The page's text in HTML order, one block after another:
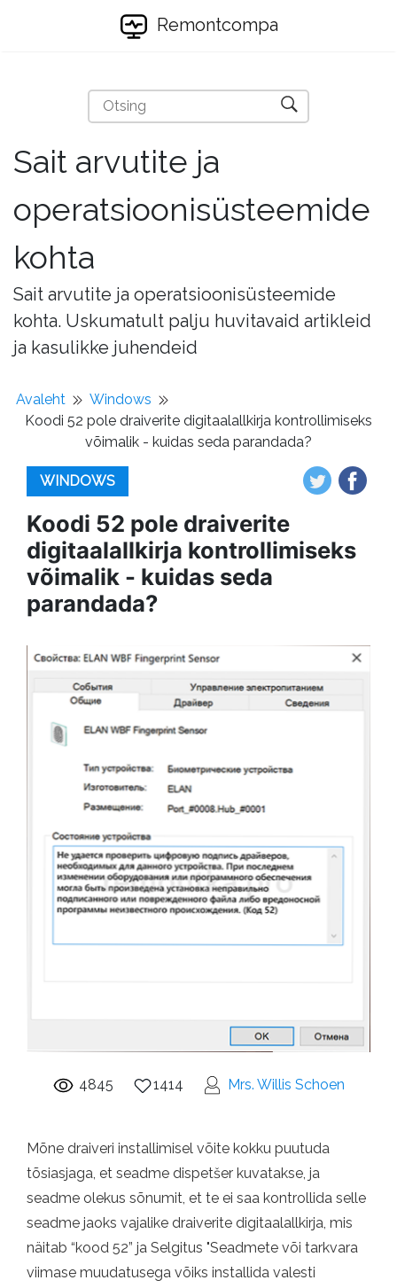
Remontcompa
Sait arvutite ja
operatsioonisüsteemide
kohta
Sait arvutite ja operatsioonisüsteemide
kohta. Uskumatult palju huvitavaid artikleid
ja kasulikke juhendeid
Avaleht
Windows
Koodi 52 pole draiverite digitaalallkirja kontrollimiseks
võimalik - kuidas seda parandada?
WINDOWS
Koodi 52 pole draiverite
digitaalallkirja kontrollimiseks
võimalik - kuidas seda
parandada?
4845 1414 Mrs. Willis Schoen
Mõne draiveri installimisel võite kokku puutuda
tõsiasjaga, et seadme dispetšer kuvatakse, ja
seadme olekus sõnumit, et te ei saa kontrollida selle
seadme jaoks vajalike draiverite digitaalallkirja, mis
näitab “kood 52” ja Selgitus "Seadmete või tarkvara
viimase muudatusega võiks installida valesti